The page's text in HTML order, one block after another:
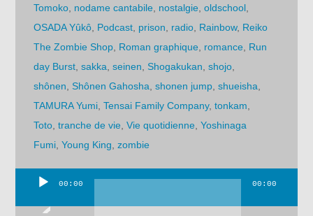
Tomoko nodame cantabile nostalgie ,oldschool
OSADA Yûkô Podcast prison radio Rainbow, Reiko
The Zombie Shop Roman graphique romance Run
day Burst ,sakka ,seinen ,Shogakukan ,shojo
shônen ,Shônen Gahosha ,shonen jump ,shueisha
TAMURA Yumi ,Tensai Family Company,tonkam
Toto ,tranche de vie ,Vie quotidienne ,Yoshinaga
Fumi ,Young King ,zombie
00:00 00:00